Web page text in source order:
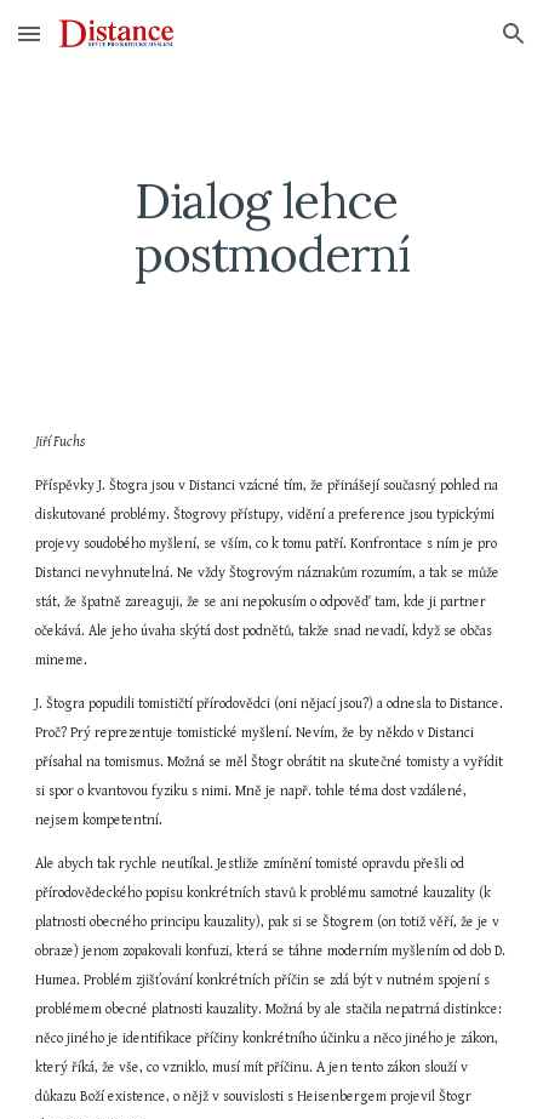
Skip to main content Skip to navigation
Dialog lehce
postmoderní
Jiří Fuchs
Příspěvky J. Štogra jsou v Distanci vzácné tím, že přinášejí současný pohled na
diskutované problémy. Štogrovy přístupy, vidění a preference jsou typickými
projevy soudobého myšlení, se vším, co k tomu patří. Konfrontace s ním je pro
Distanci nevyhnutelná. Ne vždy Štogrovým náznakům rozumím, a tak se může
stát, že špatně zareaguji, že se ani nepokusím o odpověď tam, kde ji partner
očekává. Ale jeho úvaha skýtá dost podnětů, takže snad nevadí, když se občas
mineme.
J. Štogra popudili tomističtí přírodovědci (oni nějací jsou?) a odnesla to Distance.
Proč? Prý reprezentuje tomistické myšlení. Nevím, že by někdo v Distanci
přísahal na tomismus. Možná se měl Štogr obrátit na skutečné tomisty a vyřídit
si spor o kvantovou fyziku s nimi. Mně je např. tohle téma dost vzdálené,
nejsem kompetentní.
Ale abych tak rychle neutíkal. Jestliže zmínění tomisté opravdu přešli od
přírodovědeckého popisu konkrétních stavů k problému samotné kauzality (k
platnosti obecného principu kauzality), pak si se Štogrem (on totiž věří, že je v
obraze) jenom zopakovali konfuzi, která se táhne moderním myšlením od dob D.
Humea. Problém zjišťování konkrétních příčin se zdá být v nutném spojení s
problémem obecné platnosti kauzality. Možná by ale stačila nepatrná distinkce:
něco jiného je identifikace příčiny konkrétního účinku a něco jiného je zákon,
který říká, že vše, co vzniklo, musí mít příčinu. A jen tento zákon slouží v
důkazu Boží existence, o nějž v souvislosti s Heisenbergem projevil Štogr